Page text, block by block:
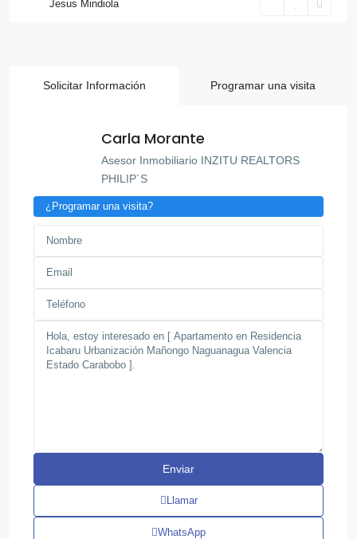
Jesus Mindiola
Solicitar Información Programar una visita
Carla Morante
Asesor Inmobiliario INZITU REALTORS
PHILIP´S
¿Programar una visita?
Llamar
WhatsApp